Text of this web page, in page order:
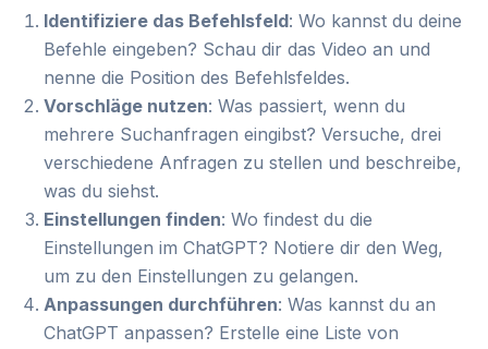
Identifiziere das Befehlsfeld: Wo kannst du deine
Befehle eingeben? Schau dir das Video an und
nenne die Position des Befehlsfeldes.
Vorschläge nutzen: Was passiert, wenn du
mehrere Suchanfragen eingibst? Versuche, drei
verschiedene Anfragen zu stellen und beschreibe,
was du siehst.
Einstellungen finden: Wo findest du die
Einstellungen im ChatGPT? Notiere dir den Weg,
um zu den Einstellungen zu gelangen.
Anpassungen durchführen: Was kannst du an
ChatGPT anpassen? Erstelle eine Liste von